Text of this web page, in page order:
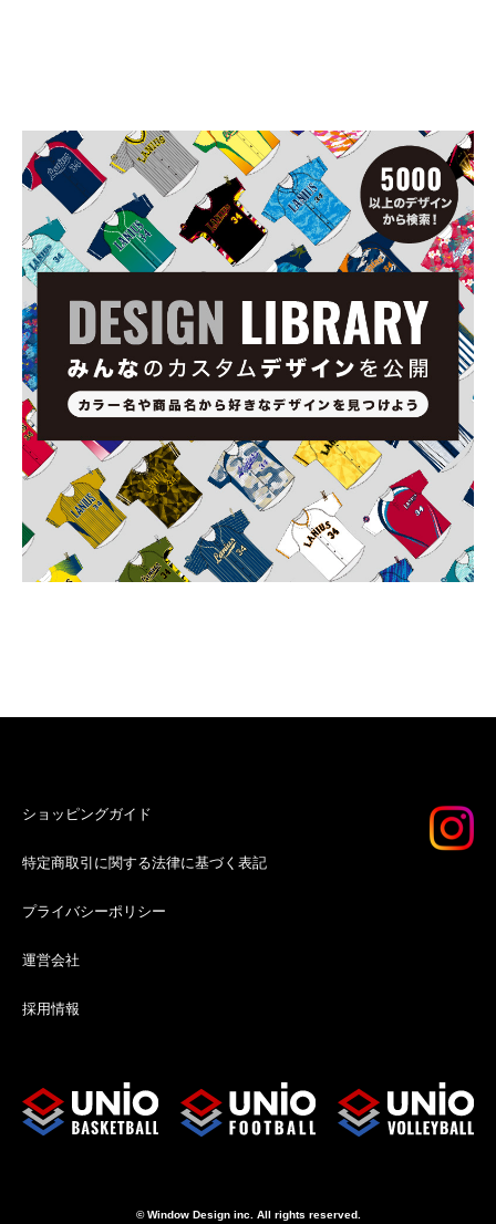
ショッピングガイド
特定商取引に関する法律に基づく表記
プライバシーポリシー
運営会社
採用情報
© Window Design inc. All rights reserved.